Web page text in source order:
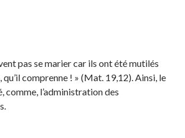
pas se marier car ils ont été mutilés
comprenne ! » (Mat. 19,12). Ainsi, le
comme, l’administration des